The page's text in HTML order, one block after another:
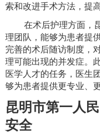
索和改进手术方法，提
在术后护理方面，
理团队，能够为患者提
完善的术后随访制度，
理可能出现的并发症。
医学人才的任务，医生
够为患者提供更专业、
昆明市第一人
安全